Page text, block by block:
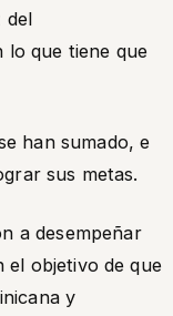
del
lo que tiene que
han sumado, e
sus metas.
a desempeñar
el objetivo de que
y